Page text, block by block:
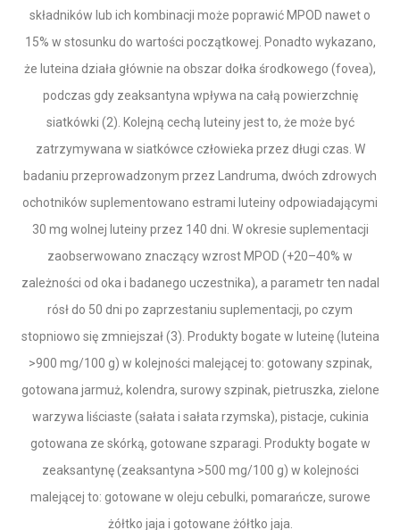
składników lub ich kombinacji może poprawić MPOD nawet o
15% w stosunku do wartości początkowej. Ponadto wykazano,
że luteina działa głównie na obszar dołka środkowego (fovea),
podczas gdy zeaksantyna wpływa na całą powierzchnię
siatkówki (2). Kolejną cechą luteiny jest to, że może być
zatrzymywana w siatkówce człowieka przez długi czas. W
badaniu przeprowadzonym przez Landruma, dwóch zdrowych
ochotników suplementowano estrami luteiny odpowiadającymi
30 mg wolnej luteiny przez 140 dni. W okresie suplementacji
zaobserwowano znaczący wzrost MPOD (+20–40% w
zależności od oka i badanego uczestnika), a parametr ten nadal
rósł do 50 dni po zaprzestaniu suplementacji, po czym
stopniowo się zmniejszał (3). Produkty bogate w luteinę (luteina
>900 mg/100 g) w kolejności malejącej to: gotowany szpinak,
gotowana jarmuż, kolendra, surowy szpinak, pietruszka, zielone
warzywa liściaste (sałata i sałata rzymska), pistacje, cukinia
gotowana ze skórką, gotowane szparagi. Produkty bogate w
zeaksantynę (zeaksantyna >500 mg/100 g) w kolejności
malejącej to: gotowane w oleju cebulki, pomarańcze, surowe
żółtko jaja i gotowane żółtko jaja.